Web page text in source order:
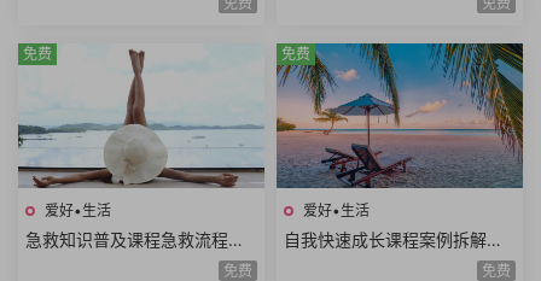
爱好•生活
急救知识普及课程急救流程心
肺复苏哮喘发作止血包扎急性
免费
免费
爱好•生活
自我快速成长课程案例拆解职
场学习生活场景高效成长方法
免费
免费